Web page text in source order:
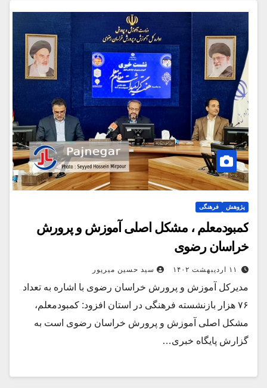
پژوهش فرهنگی
کمبودمعلم ، مشکل اصلی آموزش و پرورش
خراسان رضوی
۱۱ اردیبهشت ۱۴۰۲ سید حسین میرپور
مدیرکل آموزش و پرورش خراسان رضوی با اشاره به تعداد
۷۶ هزار بازنشسته فرهنگی در استان افزود: کمبودمعلم،
مشکل اصلی آموزش و پرورش خراسان رضوی است به
گزارش پایگاه خبری…